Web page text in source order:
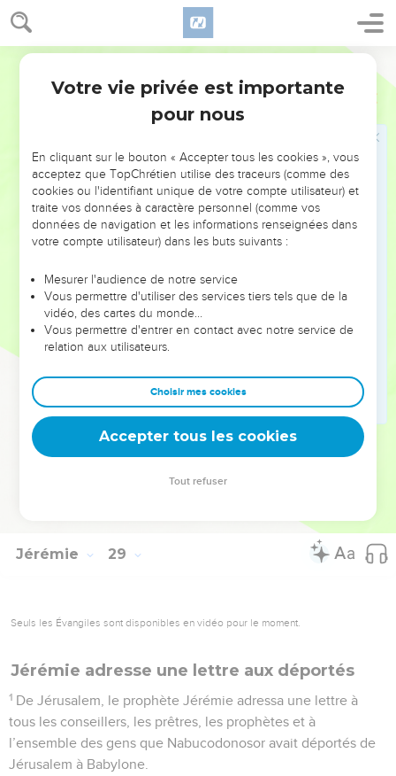
Jérémie 28
12 Mais après que le prophète Hanania eut brisé le joug que
Jérémie portait sur les épaules, Jérémie reçut cette parole
« Va dire à Hanania : Voici ce que déclare le Seigneur :
“Puisque tu as brisé un joug de bois, tu devras le remplacer
Et Jérémie ajouta : « Voici en effet ce que déclare le
Seigneur de l’univers, Dieu d’Israël : “Je place un joug de fer
sur les épaules de toutes les nations de cette région ; elles
devront être soumises à Nabucodonosor, roi de Babylone. Je
lui soumettrai même les bêtes sauvages.” »
Puis Jérémie dit encore au prophète Hanania : « Écoute
bien, Hanania : le Seigneur ne t’a pas envoyé ; tu as poussé
ce peuple à croire à des mensonges.
Voici ce que le Seigneur déclare donc : il va débarrasser la
mort, car tu as poussé le peuple à s’opposer au Seigneur. »
Le prophète Hanania mourut effectivement au cours du
septième mois de cette même année.
© Société biblique française – Bibli’O, 1997, avec autorisation. Pour vous procurer
Jérémie 29
Seuls les Évangiles sont disponibles en vidéo pour le moment.
Jérémie adresse une lettre aux déportés
1 De Jérusalem, le prophète Jérémie adressa une lettre à
tous les conseillers, les prêtres, les prophètes et à
l’ensemble des gens que Nabucodonosor avait déportés de
Jérusalem à Babylone.
Votre vie privée est importante
pour nous
En cliquant sur le bouton « Accepter tous les cookies », vous
acceptez que TopChrétien utilise des traceurs (comme des
cookies ou l'identifiant unique de votre compte utilisateur) et
traite vos données à caractère personnel (comme vos
données de navigation et les informations renseignées dans
votre compte utilisateur) dans les buts suivants :
Mesurer l'audience de notre service
Vous permettre d'utiliser des services tiers tels que de la
vidéo, des cartes du monde…
Vous permettre d'entrer en contact avec notre service de
relation aux utilisateurs.
Choisir mes cookies
Accepter tous les cookies
Tout refuser